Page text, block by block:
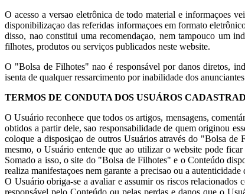
O acesso a versao eletrônica de todo material e informaçoes
disponibilizaçao das referidas informaçoes em formato
disso, nao constitui uma recomendaçao, nem tampouco um
filhotes, produtos ou serviços publicados neste website.
O "Bolsa de Filhotes" nao é responsável por danos diretos,
isenta de qualquer ressarcimento por inabilidade dos
TERMOS DE CONDUTA DOS USUÁROS
O Usuário reconhece que todos os artigos, mensagens,
obtidos a partir dele, sao responsabilidade de quem originou
coloque a disposiçao de outros Usuários através do "Bolsa
mesmo, o Usuário entende que ao utilizar o website pode
Somado a isso, o site do "Bolsa de Filhotes" e o Conteúdo
realiza manifestaçoes nem garante a precisao ou a
O Usuário obriga-se a avaliar e assumir os riscos
responsável pelo Conteúdo ou pelas perdas e danos que o